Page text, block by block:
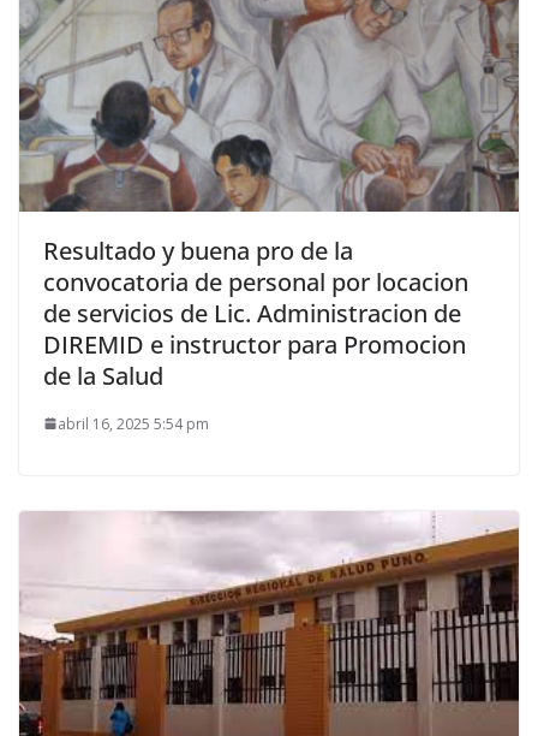
Resultado y buena pro de la
convocatoria de personal por locacion
de servicios de Lic. Administracion de
DIREMID e instructor para Promocion
de la Salud
abril 16, 2025 5:54 pm